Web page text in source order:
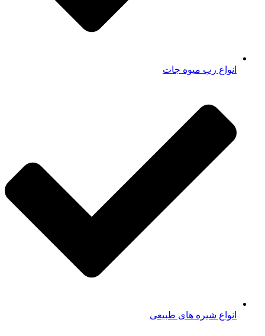
انواع رب میوه جات
انواع شیره های طبیعی